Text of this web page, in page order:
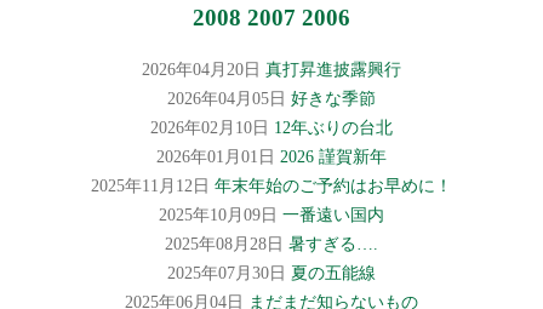
2008 2007 2006
2026年04月20日 真打昇進披露興行
2026年04月05日 好きな季節
2026年02月10日 12年ぶりの台北
2026年01月01日 2026 謹賀新年
2025年11月12日 年末年始のご予約はお早めに！
2025年10月09日 一番遠い国内
2025年08月28日 暑すぎる….
2025年07月30日 夏の五能線
2025年06月04日 まだまだ知らないもの